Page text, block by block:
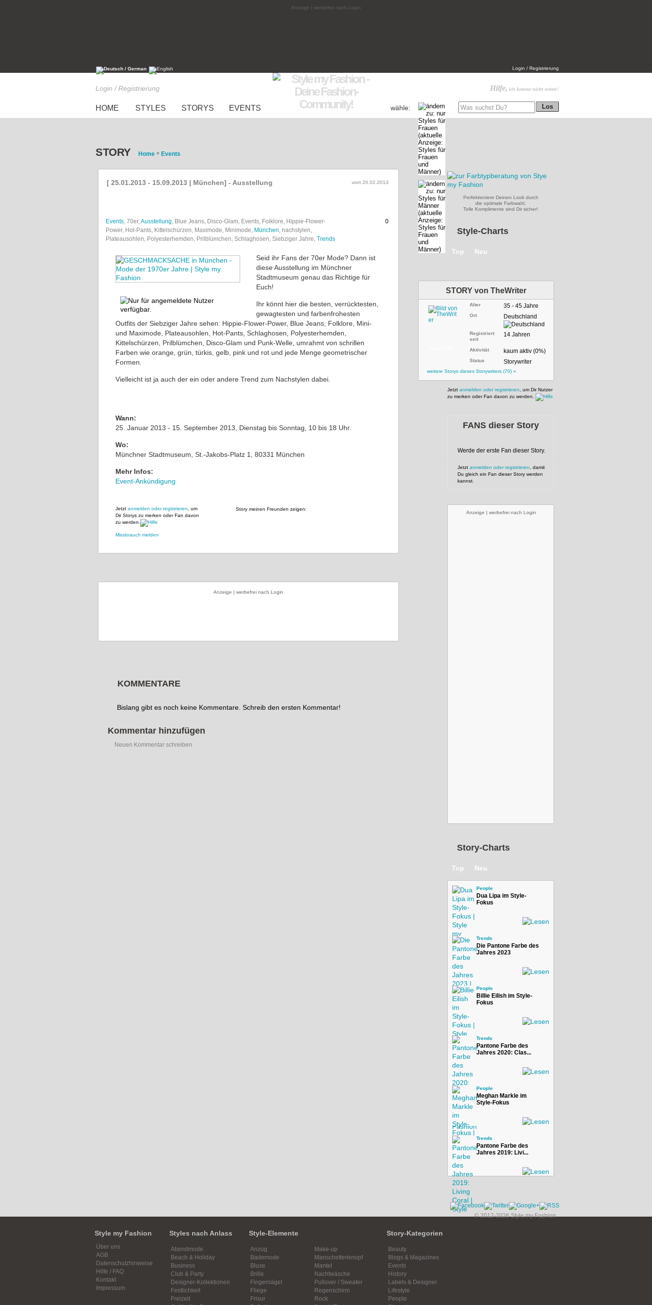
Anzeige | werbefrei nach Login
Login / Registrierung
Hilfe, ich komme nicht weiter!
Login / Registrierung
HOME STYLES STORYS EVENTS wähle:
STORY Home » Events
[ 25.01.2013 - 15.09.2013 | München] - Ausstellung vom 20.02.2013
Events, 70er,Ausstellung, Blue Jeans, Disco-Glam, Events, Folklore, Hippie-Flower-
Power, Hot-Pants, Kittelschürzen, Maximode, Minimode, München, nachstylen,
Plateausohlen, Polyesterhemden, Prilblümchen, Schlaghosen, Siebziger Jahre, Trends
0
Seid ihr Fans der 70er Mode? Dann ist
diese Ausstellung im Münchner
Stadtmuseum genau das Richtige für
Euch!
Ihr könnt hier die besten, verrücktesten,
gewagtesten und farbenfrohesten
Outfits der Siebziger Jahre sehen: Hippie-Flower-Power, Blue Jeans, Folklore, Mini-
und Maximode, Plateausohlen, Hot-Pants, Schlaghosen, Polyesterhemden,
Kittelschürzen, Prilblümchen, Disco-Glam und Punk-Welle, umrahmt von schrillen
Farben wie orange, grün, türkis, gelb, pink und rot und jede Menge geometrischer
Formen.
Vielleicht ist ja auch der ein oder andere Trend zum Nachstylen dabei.
Wann:
25. Januar 2013 - 15. September 2013, Dienstag bis Sonntag, 10 bis 18 Uhr.
Wo:
Münchner Stadtmuseum, St.-Jakobs-Platz 1, 80331 München
Mehr Infos:
Event-Ankündigung
Story meinen Freunden zeigen:
Jetzt anmelden oder registrieren , um
Dir Storys zu merken oder Fan davon
zu werden.
Missbrauch melden
Anzeige | werbefrei nach Login
KOMMENTARE
Bislang gibt es noch keine Kommentare. Schreib den ersten Kommentar!
Kommentar hinzufügen
Neuen Kommentar schreiben
Perfektioniere Deinen Look durch
die optimale Farbwahl.
Tolle Komplimente sind Dir sicher!
Style-Charts
Top Neu
STORY von TheWriter
Alter 35 - 45 Jahre
Ort Deutschland
Registriert
seit
14 Jahren
Aktivität kaum aktiv (0%)
Status Storywriter
weitere Storys dieses Storywriters (70) »
Jetzt anmelden oder registrieren , um Dir Nutzer
zu merken oder Fan davon zu werden.
FANS dieser Story
Werde der erste Fan dieser Story.
Jetzt anmelden oder registrieren , damit
Du gleich ein Fan dieser Story werden
kannst.
Anzeige | werbefrei nach Login
Story-Charts
Top Neu
People
Dua Lipa im Style-
Fokus
Trends
Die Pantone Farbe des
Jahres 2023
People
Billie Eilish im Style-
Fokus
Trends
Pantone Farbe des
Jahres 2020: Clas...
People
Meghan Markle im
Style-Fokus
Trends
Pantone Farbe des
Jahres 2019: Livi...
© 2012-2026 Style my Fashion
Style my Fashion
Über uns
AGB
Datenschutzhinweise
Hilfe / FAQ
Kontakt
Impressum
Styles nach Anlass
Abendmode
Beach & Holiday
Business
Club & Party
Designer-Kollektionen
Festlichkeit
Freizeit
Style-Elemente
Anzug
Bademode
Bluse
Brille
Fingernägel
Fliege
Frisur
Make-up
Manschettenknopf
Mantel
Nachtwäsche
Pullover / Sweater
Regenschirm
Rock
Story-Kategorien
Beauty
Blogs & Magazines
Events
History
Labels & Designer
Lifestyle
People